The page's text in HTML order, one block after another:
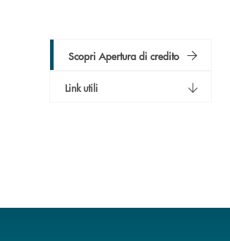
Scopri Apertura di credito
Link utili